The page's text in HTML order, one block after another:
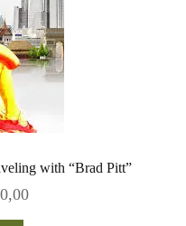
with “Brad Pitt”